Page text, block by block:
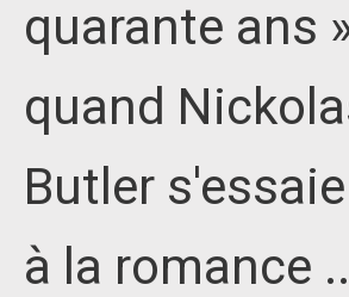
quarante ans
quand
Butler s'essaie
à la romance